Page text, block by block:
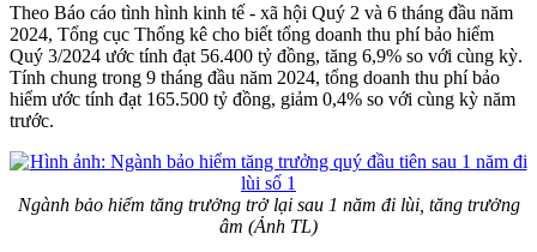
Theo Báo cáo tình hình kinh tế - xã hội Quý 2 và 6 tháng đầu năm
2024, Tổng cục Thống kê cho biết tổng doanh thu phí bảo hiểm
Quý 3/2024 ước tính đạt 56.400 tỷ đồng, tăng 6,9% so với cùng kỳ.
Tính chung trong 9 tháng đầu năm 2024, tổng doanh thu phí bảo
hiểm ước tính đạt 165.500 tỷ đồng, giảm 0,4% so với cùng kỳ năm
trước.
Ngành bảo hiểm tăng trưởng trở lại sau 1 năm đi lùi, tăng trưởng
âm (Ảnh TL)